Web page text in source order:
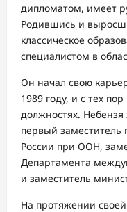
дипломатом, имеет
Родившись и
классическое
специалистом в
Он начал свою
1989 году, и с тех
должностях.
первый заместитель
России при ООН,
Департамента
и заместитель
На протяжении